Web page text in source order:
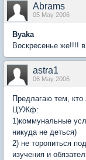
Abrams
05 May 2006
Byaka
Воскресенье
astra1
06 May 2006
Предлагаю тем,
ЦУЖф:
1)коммунальные
никуда не деться)
2) не торопиться
изучения и